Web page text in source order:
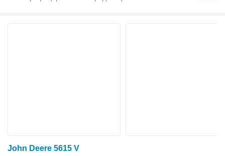
John Deere 5615 V